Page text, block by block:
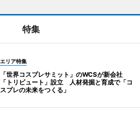
特集
エリア特集
「世界コスプレサミット」のWCSが新会社
「トリビュート」設立 人材発掘と育成で「コ
スプレの未来をつくる」